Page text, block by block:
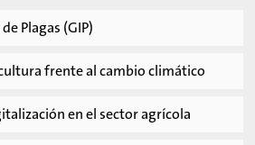
Plagas (GIP)
frente al cambio climático
en el sector agrícola